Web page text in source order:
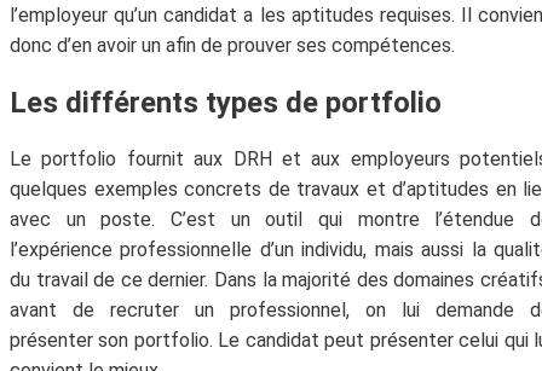
l’employeur qu’un candidat a les aptitudes requises. Il
donc d’en avoir un afin de prouver ses compétences.
Les différents types de portfolio
Le portfolio fournit aux DRH et aux employeurs
quelques exemples concrets de travaux et d’aptitudes en
avec un poste. C’est un outil qui montre l’étendue
l’expérience professionnelle d’un individu, mais aussi la
du travail de ce dernier. Dans la majorité des domaines
avant de recruter un professionnel, on lui demande
présenter son portfolio. Le candidat peut présenter celui qui